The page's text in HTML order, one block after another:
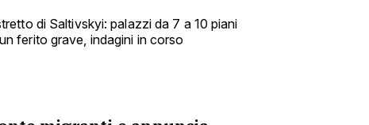
di Saltivskyi: palazzi da 7 a 10 piani
ferito grave, indagini in corso